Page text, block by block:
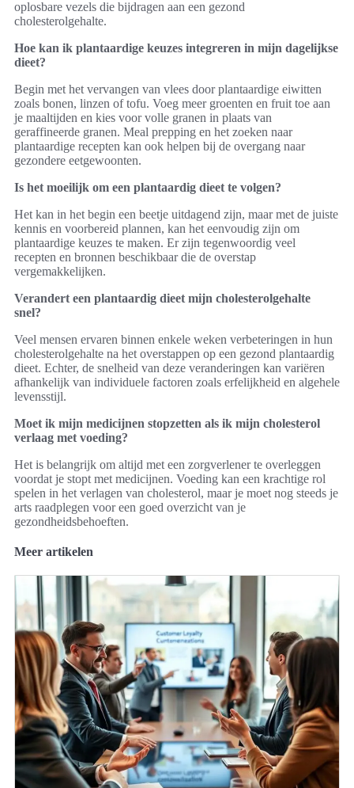
oplosbare vezels die bijdragen aan een gezond
cholesterolgehalte.
Hoe kan ik plantaardige keuzes integreren in mijn dagelijkse
dieet?
Begin met het vervangen van vlees door plantaardige eiwitten
zoals bonen, linzen of tofu. Voeg meer groenten en fruit toe aan
je maaltijden en kies voor volle granen in plaats van
geraffineerde granen. Meal prepping en het zoeken naar
plantaardige recepten kan ook helpen bij de overgang naar
gezondere eetgewoonten.
Is het moeilijk om een plantaardig dieet te volgen?
Het kan in het begin een beetje uitdagend zijn, maar met de juiste
kennis en voorbereid plannen, kan het eenvoudig zijn om
plantaardige keuzes te maken. Er zijn tegenwoordig veel
recepten en bronnen beschikbaar die de overstap
vergemakkelijken.
Verandert een plantaardig dieet mijn cholesterolgehalte
snel?
Veel mensen ervaren binnen enkele weken verbeteringen in hun
cholesterolgehalte na het overstappen op een gezond plantaardig
dieet. Echter, de snelheid van deze veranderingen kan variëren
afhankelijk van individuele factoren zoals erfelijkheid en algehele
levensstijl.
Moet ik mijn medicijnen stopzetten als ik mijn cholesterol
verlaag met voeding?
Het is belangrijk om altijd met een zorgverlener te overleggen
voordat je stopt met medicijnen. Voeding kan een krachtige rol
spelen in het verlagen van cholesterol, maar je moet nog steeds je
arts raadplegen voor een goed overzicht van je
gezondheidsbehoeften.
Meer artikelen